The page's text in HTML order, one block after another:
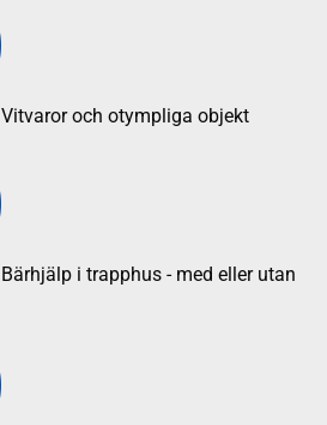
Vitvaror och otympliga objekt
Bärhjälp i trapphus - med eller utan